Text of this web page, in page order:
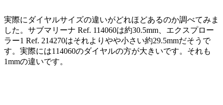
実際にダイヤルサイズの違いがどれほどあるのか調べてみま
した。サブマリーナ Ref. 114060は約30.5mm、エクスプロー
ラー1 Ref. 214270はそれよりやや小さい約29.5mmだそうで
す。実際には114060のダイヤルの方が大きいです。それも
1mmの違いです。